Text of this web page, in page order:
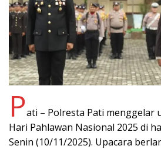
Pati – Polresta Pati menggelar
Hari Pahlawan Nasional 2025 di
Senin (10/11/2025). Upacara